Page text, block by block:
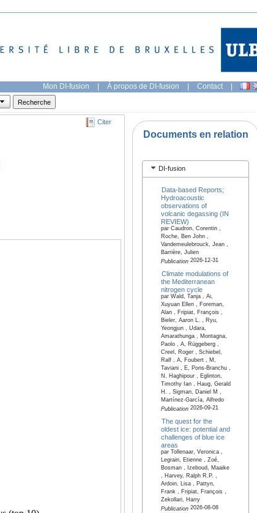
Mon DI-fusion | À propos de DI-fusion | Contact |
Citer
Documents en relation
DI-fusion
Data-based Reports;
Hydroacoustic
observations of
volcanic degassing (IN
REVIEW)
par Caudron, Corentin ,
Roche, Ben John ,
Vandemeulebrouck, Jean ,
Barrière, Julien
Publication2026-12-31
Climate modulations of
the Mediterranean
nitrogen cycle
par Wald, Tanja , Ai,
Xuyuan Ellen , Foreman,
Alan , Fripiat, François ,
Bieler, Aaron L. , Ryu,
Yeongjun , Udara,
Amarathunga , Montagna,
Paolo , A, Rüggeberg ,
Creel, Roger , Schiebel,
Ralf , A, Foubert , M,
Taviani , E, Pons-Branchu ,
N, Haghipour , Eglinton,
Timothy Ian , Haug, Gerald
H. , Sigman, Daniel M ,
Martínez-García, Alfredo
Publication2026-09-21
The quest for the
oldest ice: potential and
challenges of blue ice
areas
par Tollenaar, Veronica ,
Legrain, Etienne , Zoé,
Bosman , Izeboud, Maaike
, Harvey, Ralph R.P. ,
Ardoin, Lisa , Pattyn,
Frank , Fripiat, François ,
Zekollari, Harry
Publication2026-08-08